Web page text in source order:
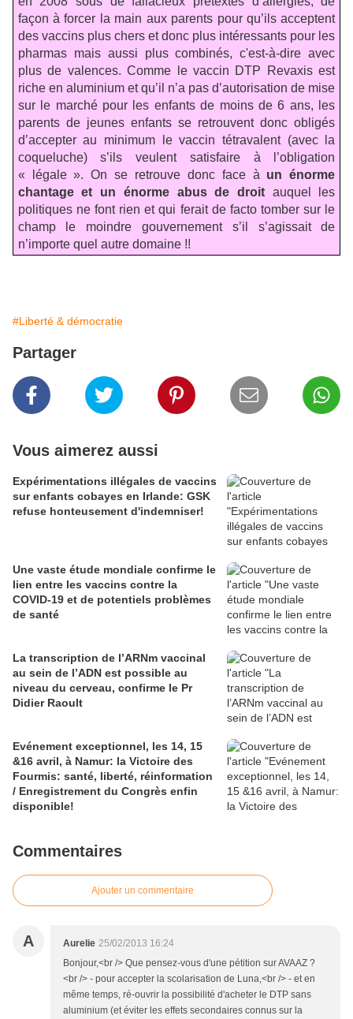
façon à forcer la main aux parents pour qu’ils acceptent
des vaccins plus chers et donc plus intéressants pour les
pharmas mais aussi plus combinés, c'est-à-dire avec
plus de valences. Comme le vaccin DTP Revaxis est
riche en aluminium et qu’il n’a pas d’autorisation de mise
sur le marché pour les enfants de moins de 6 ans, les
parents de jeunes enfants se retrouvent donc obligés
d’accepter au minimum le vaccin tétravalent (avec la
coqueluche) s’ils veulent satisfaire à l’obligation
« légale ». On se retrouve donc face à un énorme
chantage et un énorme abus de droitauquel les
politiques ne font rien et qui ferait de facto tomber sur le
champ le moindre gouvernement s’il s’agissait de
n’importe quel autre domaine !!
#Liberté & démocratie
Partager
Vous aimerez aussi
Expérimentations illégales de vaccins
sur enfants cobayes en Irlande: GSK
refuse honteusement d'indemniser!
Une vaste étude mondiale confirme le
lien entre les vaccins contre la
COVID-19 et de potentiels problèmes
de santé
La transcription de l’ARNm vaccinal
au sein de l’ADN est possible au
niveau du cerveau, confirme le Pr
Didier Raoult
Evénement exceptionnel, les 14, 15
&16 avril, à Namur: la Victoire des
Fourmis: santé, liberté, réinformation
/ Enregistrement du Congrès enfin
disponible!
Commentaires
Ajouter un commentaire
A Aurelie 25/02/2013 16:24
Bonjour,<br /> Que pensez-vous d'une pétition sur AVAAZ ?
<br /> - pour accepter la scolarisation de Luna,<br /> - et en
même temps, ré-ouvrir la possibilité d'acheter le DTP sans
aluminium (et éviter les effets secondaires connus sur la